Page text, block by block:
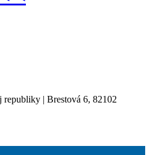
| Brestová 6, 82102